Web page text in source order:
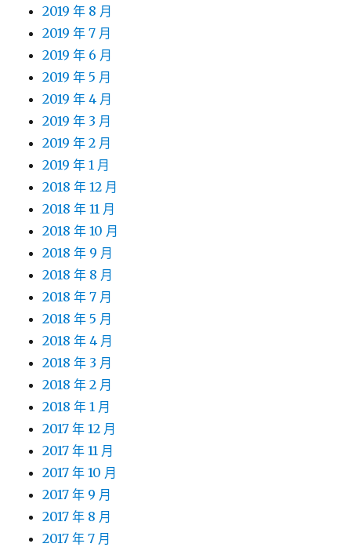
2019 年 8 月
2019 年 7 月
2019 年 6 月
2019 年 5 月
2019 年 4 月
2019 年 3 月
2019 年 2 月
2019 年 1 月
2018 年 12 月
2018 年 11 月
2018 年 10 月
2018 年 9 月
2018 年 8 月
2018 年 7 月
2018 年 5 月
2018 年 4 月
2018 年 3 月
2018 年 2 月
2018 年 1 月
2017 年 12 月
2017 年 11 月
2017 年 10 月
2017 年 9 月
2017 年 8 月
2017 年 7 月